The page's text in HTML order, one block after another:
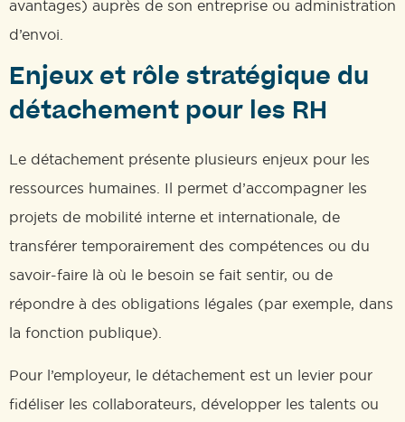
avantages) auprès de son entreprise ou administration
d’envoi.
Enjeux et rôle stratégique du
détachement pour les RH
Le détachement présente plusieurs enjeux pour les
ressources humaines. Il permet d’accompagner les
projets de mobilité interne et internationale, de
transférer temporairement des compétences ou du
savoir-faire là où le besoin se fait sentir, ou de
répondre à des obligations légales (par exemple, dans
la fonction publique).
Pour l’employeur, le détachement est un levier pour
fidéliser les collaborateurs, développer les talents ou